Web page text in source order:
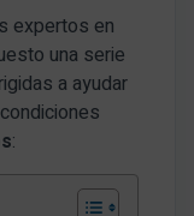
expertos en
una serie
a ayudar
: